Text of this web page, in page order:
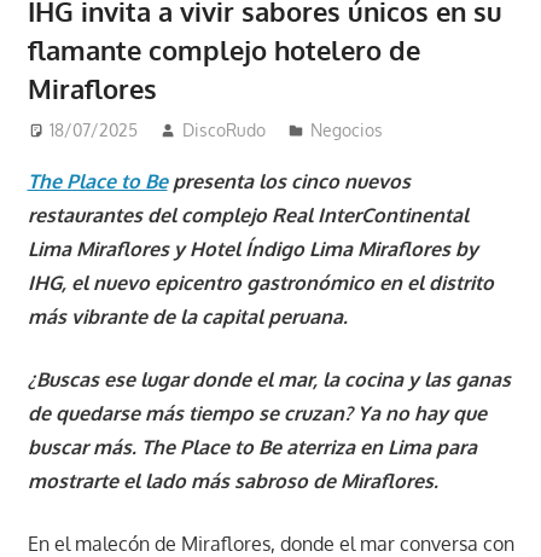
IHG invita a vivir sabores únicos en su
flamante complejo hotelero de
Miraflores
18/07/2025 DiscoRudo Negocios
The Place to Bepresenta los cinco nuevos
restaurantes del complejo Real InterContinental
Lima Miraflores y Hotel Índigo Lima Miraflores by
IHG, el nuevo epicentro gastronómico en el distrito
más vibrante de la capital peruana.
¿Buscas ese lugar donde el mar, la cocina y las ganas
de quedarse más tiempo se cruzan? Ya no hay que
buscar más. The Place to Be aterriza en Lima para
mostrarte el lado más sabroso de Miraflores.
En el malecón de Miraflores, donde el mar conversa con